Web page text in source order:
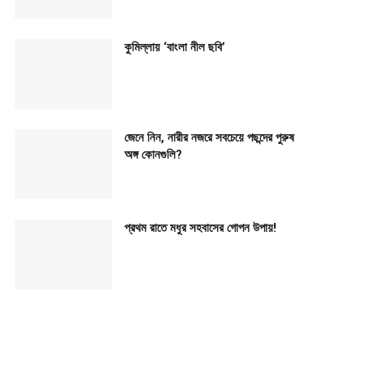
কুমিল্লায় ‘বাংলা নীল ছবি’
জেনে নিন, নারীর নজরে সবচেয়ে পছন্দের পুরুষ
অঙ্গ কোনগুলি?
প্রথম রাতে মধুর সহবাসের গোপন উপায়!